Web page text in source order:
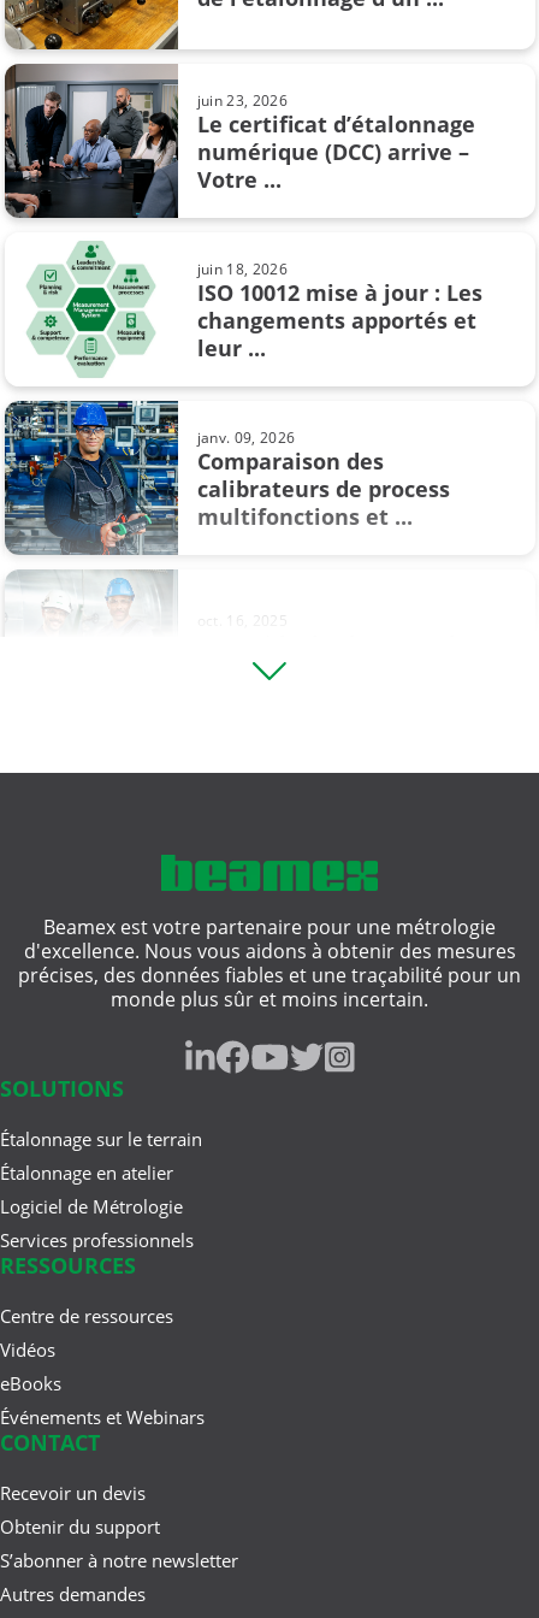
Comment convaincre votre chef de
vous acheter un nouveau ...
juil. 02, 2019
Les unités de pression et
leur conversion
mars 14, 2022
Qu'est-ce que la pression
atmosphérique?
févr. 10, 2021
Comment étalonner un
thermostat ?
juin 23, 2026
Le certificat d’étalonnage
numérique (DCC) arrive –
Votre ...
juin 18, 2026
ISO 10012 mise à jour : Les
changements apportés et
leur ...
janv. 09, 2026
Comparaison des
calibrateurs de process
multifonctions et ...
oct. 16, 2025
logiciels de métrologie ...
mai 06, 2025
Solutions de métrologie dans le
Cloud ou sur site ...
Les 50 premières années :
Comment Beamex et l'industrie ...
Comment convaincre votre chef de
Le phénomène d’hystérésis lors de
l’étalonnage en ...
Beamex est votre partenaire pour une métrologie
d'excellence. Nous vous aidons à obtenir des mesures
précises, des données fiables et une traçabilité pour un
monde plus sûr et moins incertain.
SOLUTIONS
Étalonnage sur le terrain
Étalonnage en atelier
Logiciel de Métrologie
Services professionnels
RESSOURCES
Centre de ressources
Vidéos
eBooks
Événements et Webinars
CONTACT
Recevoir un devis
Obtenir du support
S’abonner à notre newsletter
Autres demandes